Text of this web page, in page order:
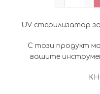
UV стерилизатор
С този продукт
вашите